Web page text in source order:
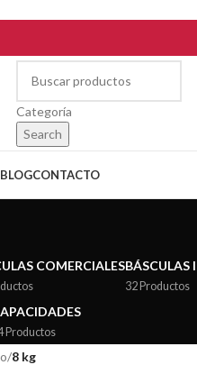
Categoría
Search
BLOGCONTACTO
COMERCIALESBÁSCULAS
32 Productos
Productos
/8 kg